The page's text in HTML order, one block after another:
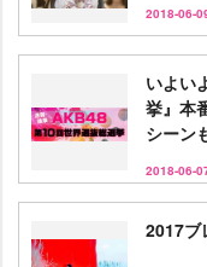
2018-06-
いよい
挙』本
シーン
2018-06-
2017ブ